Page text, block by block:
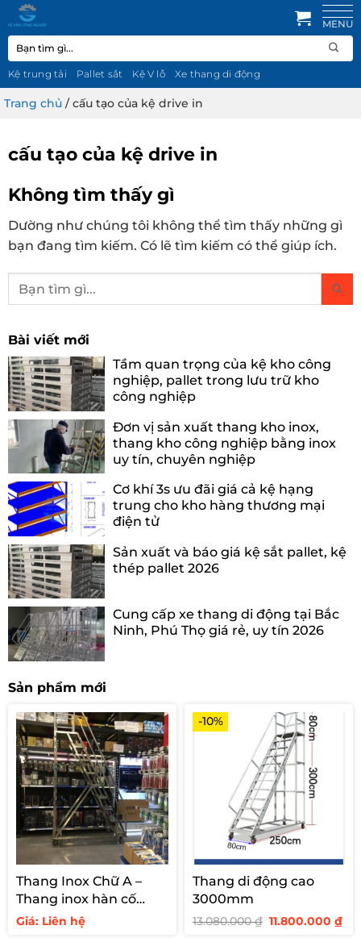
qua
nội
dung
Tìm
kiếm:
Kệ trung tải Pallet sắt Kệ V lỗ Xe thang di động
Trang chủ /cấu tạo của kệ drive in
cấu tạo của kệ drive in
Không tìm thấy gì
Dường như chúng tôi không thể tìm thấy những gì
bạn đang tìm kiếm. Có lẽ tìm kiếm có thể giúp ích.
Bài viết mới
Tầm quan trọng của kệ kho công
nghiệp, pallet trong lưu trữ kho
công nghiệp
Đơn vị sản xuất thang kho inox,
thang kho công nghiệp bằng inox
uy tín, chuyên nghiệp
Cơ khí 3s ưu đãi giá cả kệ hạng
trung cho kho hàng thương mại
điện tử
Sản xuất và báo giá kệ sắt pallet, kệ
thép pallet 2026
Cung cấp xe thang di động tại Bắc
Ninh, Phú Thọ giá rẻ, uy tín 2026
Sản phẩm mới
Thang Inox Chữ A –
Thang inox hàn cố
định cho siêu thị
Giá: Liên hệ
-10%
Thang di động cao
3000mm
13.080.000₫ Giá
gốc
11.800.000₫Giá